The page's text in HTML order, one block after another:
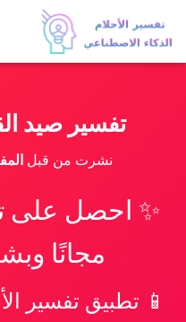
تفسير صيد
نشرت من قبل
✨ احصل على
مجانًا